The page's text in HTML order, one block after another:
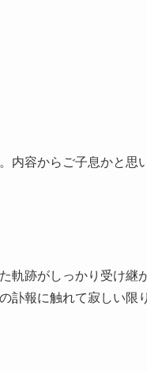
内容からご子息かと
軌跡がしっかり受け
訃報に触れて寂しい限